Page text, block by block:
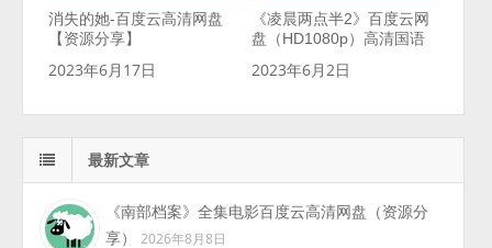
消失的她-百度云高清网盘
【资源分享】
2023年6月17日
《凌晨两点半2》百度云网
盘（HD1080p）高清国语
2023年6月2日
最新文章
《南部档案》全集电影百度云高清网盘（资源分
享）
2026年8月8日